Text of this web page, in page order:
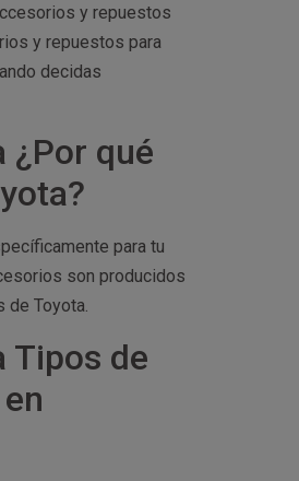
y repuestos
y repuestos para
decidas
¿Por qué
para tu
son producidos
de Toyota.
Tipos de